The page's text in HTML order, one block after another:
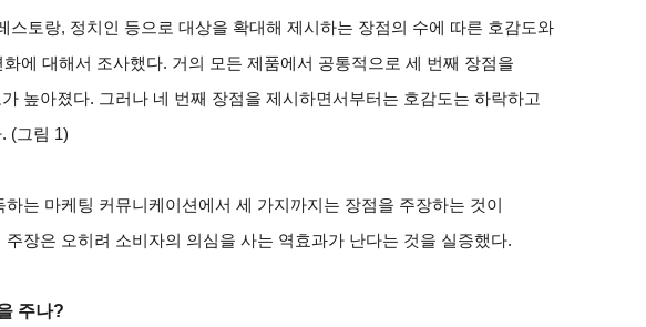
스토랑, 정치인 등으로 대상을 확대해 제시하는 장점의 수에 따른 호감도와
화에 대해서 조사했다. 거의 모든 제품에서 공통적으로 세 번째 장점을
높아졌다. 그러나 네 번째 장점을 제시하면서부터는 호감도는 하락하고
. (그림 1)
하는 마케팅 커뮤니케이션에서 세 가지까지는 장점을 주장하는 것이
주장은 오히려 소비자의 의심을 사는 역효과가 난다는 것을 실증했다.
주나?